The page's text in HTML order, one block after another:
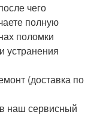
чего
полную
поломки
устранения
(доставка по
наш сервисный